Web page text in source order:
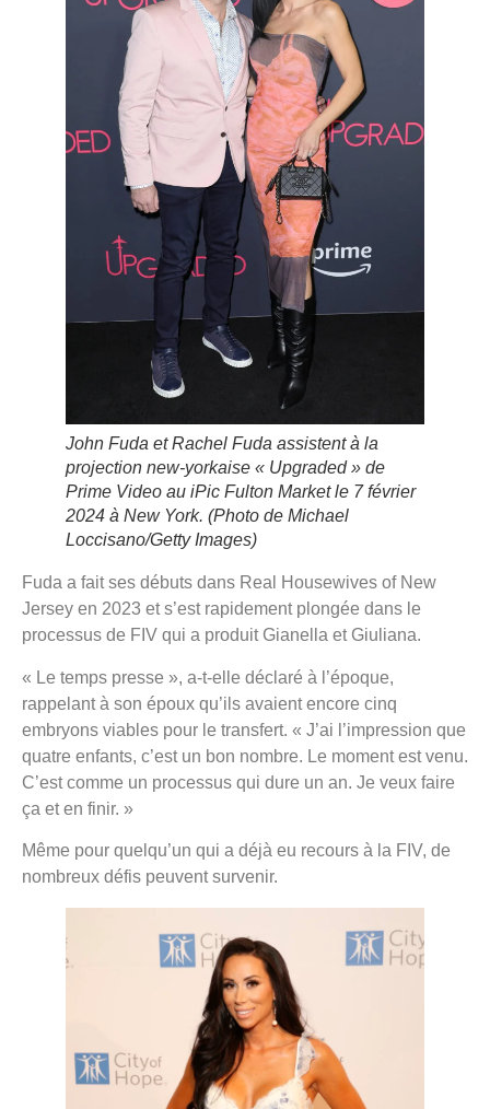
John Fuda et Rachel Fuda assistent à la
projection new-yorkaise « Upgraded » de
Prime Video au iPic Fulton Market le 7 février
2024 à New York. (Photo de Michael
Loccisano/Getty Images)
Fuda a fait ses débuts dans Real Housewives of New
Jersey en 2023 et s’est rapidement plongée dans le
processus de FIV qui a produit Gianella et Giuliana.
« Le temps presse », a-t-elle déclaré à l’époque,
rappelant à son époux qu’ils avaient encore cinq
embryons viables pour le transfert. « J’ai l’impression que
quatre enfants, c’est un bon nombre. Le moment est venu.
C’est comme un processus qui dure un an. Je veux faire
ça et en finir. »
Même pour quelqu’un qui a déjà eu recours à la FIV, de
nombreux défis peuvent survenir.